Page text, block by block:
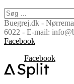
Søg
efter:
Buegrej.dk -
6022 - E-mail:
Facebook
Facebook